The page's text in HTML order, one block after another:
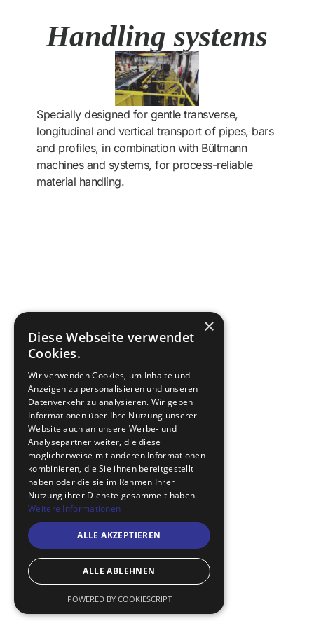
Handling systems
Specially designed for gentle transverse,
longitudinal and vertical transport of pipes, bars
and profiles, in combination with Bültmann
machines and systems, for process-reliable
material handling.
×
Diese Webseite verwendet
Cookies.
Wir verwenden Cookies, um Inhalte und
Anzeigen zu personalisieren und unseren
Datenverkehr zu analysieren. Wir geben
Informationen über Ihre Nutzung unserer
Website auch an unsere Werbe- und
Analysepartner weiter, die diese
möglicherweise mit anderen Informationen
kombinieren, die Sie ihnen bereitgestellt
haben oder die sie im Rahmen Ihrer
Nutzung ihrer Dienste gesammelt haben.
Weitere Informationen
ALLE AKZEPTIEREN
ALLE ABLEHNEN
POWERED BY COOKIESCRIPT